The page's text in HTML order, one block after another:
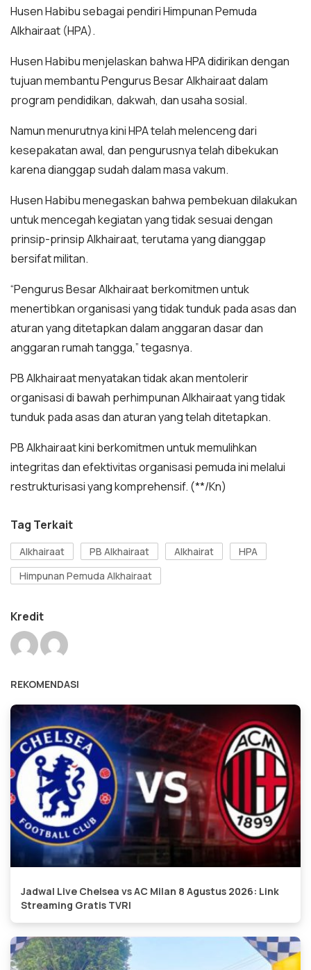
Husen Habibu sebagai pendiri Himpunan Pemuda
Alkhairaat (HPA).
Husen Habibu menjelaskan bahwa HPA didirikan dengan
tujuan membantu Pengurus Besar Alkhairaat dalam
program pendidikan, dakwah, dan usaha sosial.
Namun menurutnya kini HPA telah melenceng dari
kesepakatan awal, dan pengurusnya telah dibekukan
karena dianggap sudah dalam masa vakum.
Husen Habibu menegaskan bahwa pembekuan dilakukan
untuk mencegah kegiatan yang tidak sesuai dengan
prinsip-prinsip Alkhairaat, terutama yang dianggap
bersifat militan.
“Pengurus Besar Alkhairaat berkomitmen untuk
menertibkan organisasi yang tidak tunduk pada asas dan
aturan yang ditetapkan dalam anggaran dasar dan
anggaran rumah tangga,” tegasnya.
PB Alkhairaat menyatakan tidak akan mentolerir
organisasi di bawah perhimpunan Alkhairaat yang tidak
tunduk pada asas dan aturan yang telah ditetapkan.
PB Alkhairaat kini berkomitmen untuk memulihkan
integritas dan efektivitas organisasi pemuda ini melalui
restrukturisasi yang komprehensif. (**/Kn)
Tag Terkait
Alkhairaat PB Alkhairaat Alkhairat
HPA
Himpunan Pemuda Alkhairaat
Kredit
REKOMENDASI
Jadwal Live Chelsea vs AC Milan 8 Agustus 2026: Link
Streaming Gratis TVRI